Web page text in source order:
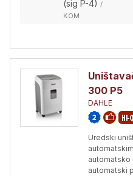
(sig P-4) /
KOM
300 P5
DAHLE
Uredski
automatsko
automatski